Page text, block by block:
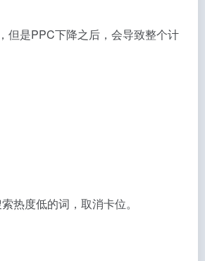
但是PPC下降之后，会导致整个计
热度低的词，取消卡位。